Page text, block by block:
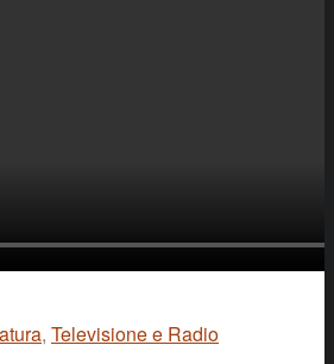
, Televisione e Radio